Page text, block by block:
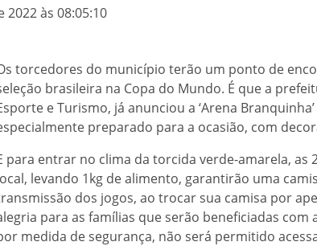
às 08:05:10
torcedores do município terão um ponto de
brasileira na Copa do Mundo. É que a
e Turismo, já anunciou a ‘Arena
preparado para a ocasião, com
para entrar no clima da torcida verde-amarela, as
levando 1kg de alimento, garantirão uma
dos jogos, ao trocar sua camisa por
para as famílias que serão beneficiadas
medida de segurança, não será permitido